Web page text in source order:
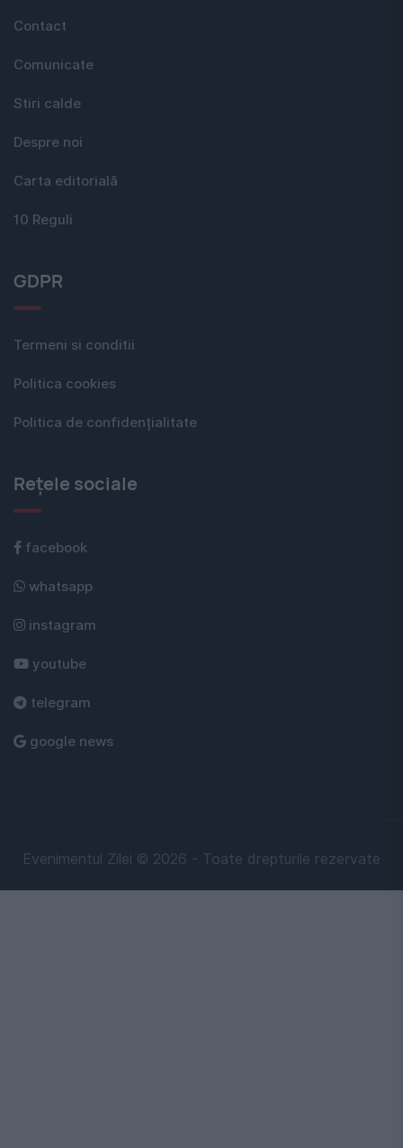
Contact
Comunicate
Stiri calde
Despre noi
Carta editorială
10 Reguli
GDPR
Termeni si conditii
Politica cookies
Politica de confidențialitate
Rețele sociale
facebook
whatsapp
instagram
youtube
telegram
google news
Evenimentul Zilei © 2026 - Toate drepturile rezervate